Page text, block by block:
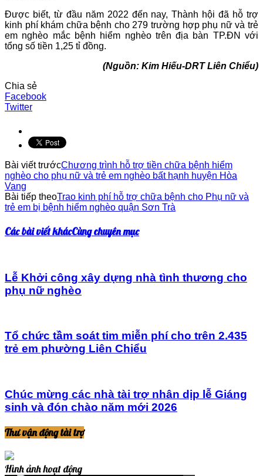
Được biết, từ đầu năm 2022 đến nay, Thành hội đã hỗ trợ
kinh phí khám chữa bệnh cho 279 trường hợp phụ nữ và trẻ
em nghèo mắc bệnh hiểm nghèo trên địa bàn TP.ĐN với
tổng số tiền 1,25 tỉ đồng.
(Nguồn: Kim Hiếu-DRT Liên Chiểu)
Chia sẻ
Facebook
Twitter
Bài viết trướcChương trình hỗ trợ tiền chữa bệnh hiểm
nghèo cho phụ nữ và trẻ em nghèo bất hạnh huyện Hòa
Vang
Bài tiếp theoTrao kinh phí hỗ trợ chữa bệnh cho Phụ nữ và
trẻ em bị bệnh hiểm nghèo quận Sơn Trà
Các bài viết khácCùng chuyên mục
Lễ Khởi công xây dựng nhà tình thương cho
phụ nữ nghèo
Tổ chức tầm soát tim miễn phí cho trên 2.435
trẻ em phường Liên Chiểu
Chúc mừng các nhà tài trợ nhân dịp lễ Giáng
sinh và đón chào năm mới 2026
Thư vận động tài trợ
Hình ảnh hoạt động